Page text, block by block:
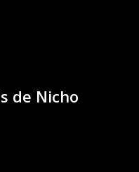
de Nicho